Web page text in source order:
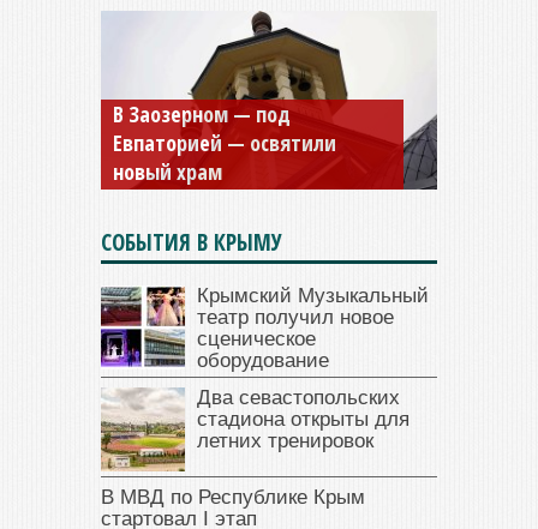
Мужской монастырь Косьмы
и Дамиана в Крыму вновь
открыт для посещения
СОБЫТИЯ В КРЫМУ
Крымский Музыкальный
театр получил новое
сценическое
оборудование
Два севастопольских
стадиона открыты для
летних тренировок
В МВД по Республике Крым
стартовал I этап